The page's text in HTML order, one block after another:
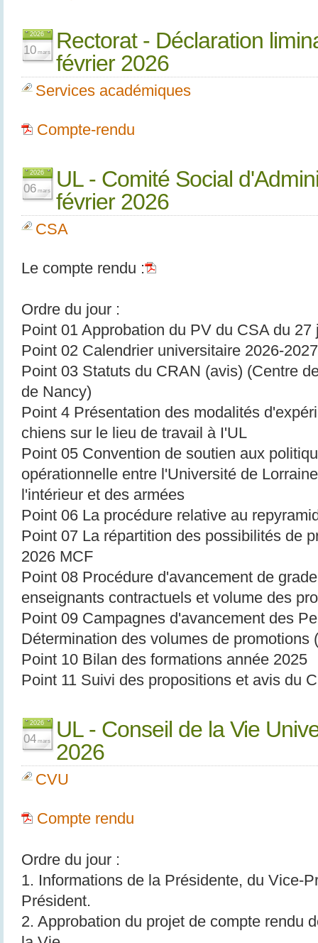
2026
10 mars
Rectorat - Déclaration
février 2026
Services académiques
Compte-rendu
2026
06 mars
UL - Comité Social
février 2026
CSA
Le compte rendu :
Ordre du jour :
Point 01 Approbation du PV du CSA du 27
Point 02 Calendrier universitaire 2026-2027
Point 03 Statuts du CRAN (avis) (Centre
de Nancy)
Point 4 Présentation des modalités
chiens sur le lieu de travail à I'UL
Point 05 Convention de soutien aux
opérationnelle entre l'Université de
l'intérieur et des armées
Point 06 La procédure relative au
Point 07 La répartition des possibilités de
2026 MCF
Point 08 Procédure d'avancement de
enseignants contractuels et volume des
Point 09 Campagnes d'avancement des
Détermination des volumes de promotions
Point 10 Bilan des formations année 2025
Point 11 Suivi des propositions et avis du
2026
04 mars
UL - Conseil de la Vie
2026
CVU
Compte rendu
Ordre du jour :
1. Informations de la Présidente, du Vice-
Président.
2. Approbation du projet de compte rendu